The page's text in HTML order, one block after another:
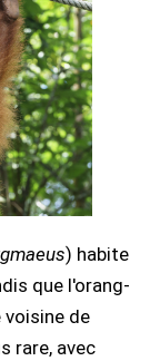
) habite
que l'orang-
de
rare, avec